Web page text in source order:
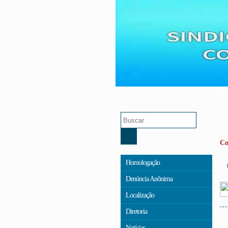
Homologação
Denúncia Anônima
Localização
Diretoria